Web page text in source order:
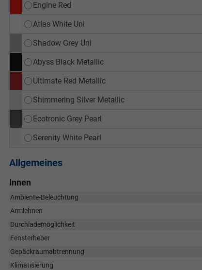
Engine Red
Atlas White Uni
Shadow Grey Uni
Abyss Black Metallic
Ultimate Red Metallic
Shimmering Silver Metallic
Ecotronic Grey Pearl
Serenity White Pearl
Allgemeines
Innen
Ambiente-Beleuchtung
Armlehnen
Durchlademöglichkeit
Fensterheber
Gepäckraumabtrennung
Klimatisierung